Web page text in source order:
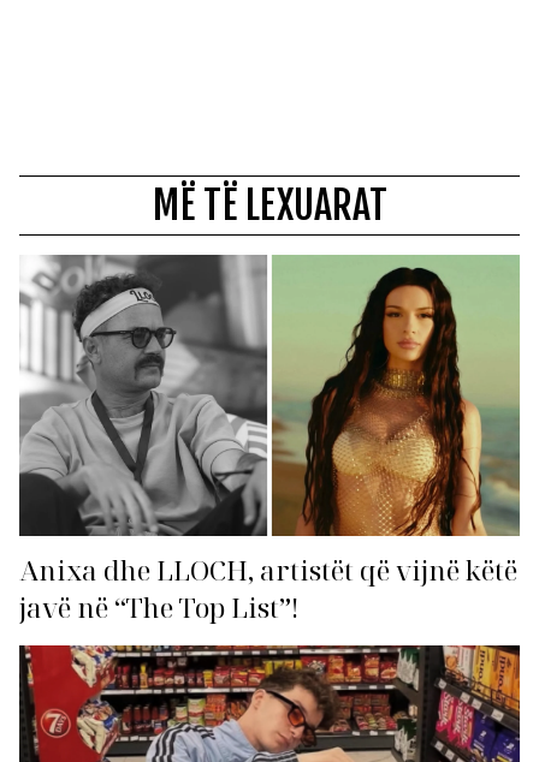
MË TË LEXUARAT
Anixa dhe LLOCH, artistët që vijnë këtë
javë në “The Top List”!